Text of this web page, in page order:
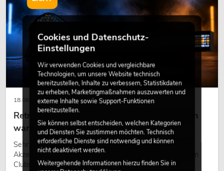
18.06.2026
Retro-Licht im modernen Lichtdesign: Warum
warmes Licht wieder wirkt
Sehr warmes Licht, sichtbare Leuchtflächen und farbige
Akzente prägen viele aktuelle Lichtdesigns auf Bühnen, in
Clubs und bei Events. Retro-Licht ist dabei kein rein
Cookies und Datenschutz-
Einstellungen
Wir verwenden Cookies und vergleichbare
Technologien, um unsere Website technisch
bereitzustellen, Inhalte zu verbessern, Statistikdaten
zu erheben, Marketingmaßnahmen auszuwerten und
externe Inhalte sowie Support-Funktionen
bereitzustellen.
Sie können selbst entscheiden, welchen Kategorien
und Diensten Sie zustimmen möchten. Technisch
erforderliche Dienste sind notwendig und können
nicht deaktiviert werden.
Weitergehende Informationen hierzu finden Sie in